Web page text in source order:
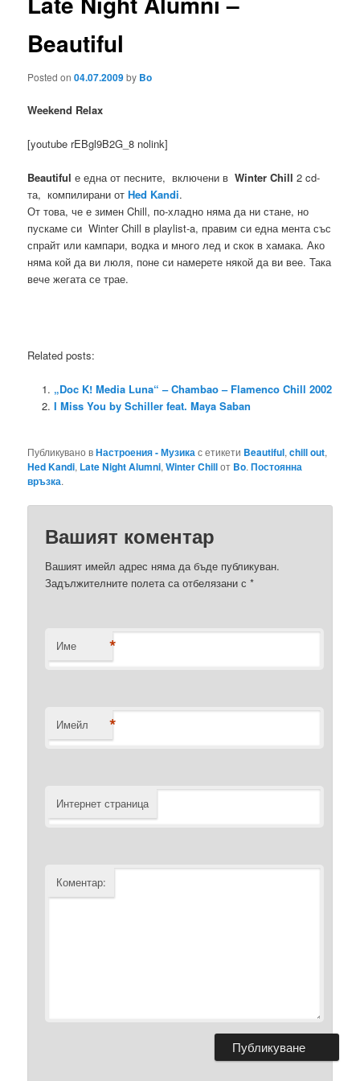
Beautiful
Posted on04.07.2009by Bo
Weekend Relax
[youtube rEBgl9B2G_8 nolink]
Beautiful е една от песните, включени вWinter Chill 2 cd-
та, компилирани отHed Kandi.
От това, че е зимен Chill, по-хладно няма да ни стане, но
пускаме си Winter Chill в playlist-a, правим си една мента със
спрайт или кампари, водка и много лед и скок в хамака. Ако
няма кой да ви люля, поне си намерете някой да ви вее. Така
вече жегата се трае.
Related posts:
„Doc K! Media Luna“ – Chambao – Flamenco Chill 2002
I Miss You by Schiller feat. Maya Saban
Публикувано вНастроения - Музикас етикети Beautiful,chill out,
Hed Kandi, Late Night Alumni,Winter Chillот Bo.Постоянна
връзка.
Вашият коментар
Вашият имейл адрес няма да бъде публикуван.
Задължителните полета са отбелязани с*
Име *
Имейл *
Интернет страница
Коментар: